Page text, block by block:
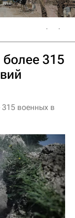
более 315
военных в